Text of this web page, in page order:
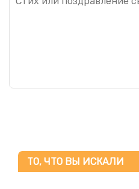
ТО, ЧТО ВЫ ИСКАЛИ